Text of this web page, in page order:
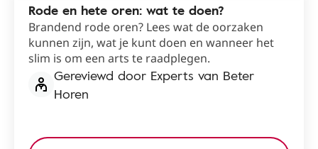
Rode en hete oren: wat te doen?
Brandend rode oren? Lees wat de oorzaken
kunnen zijn, wat je kunt doen en wanneer het
slim is om een arts te raadplegen.
Gereviewd door Experts van Beter
Horen